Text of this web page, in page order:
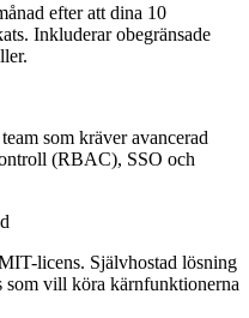
efter att dina 10
Inkluderar obegränsade
som kräver avancerad
(RBAC), SSO och
licens. Självhostad lösning
som vill köra kärnfunktionerna